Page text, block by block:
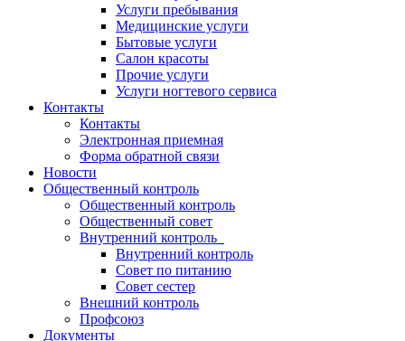
Услуги пребывания
Медицинские услуги
Бытовые услуги
Салон красоты
Прочие услуги
Услуги ногтевого сервиса
Контакты
Контакты
Электронная приемная
Форма обратной связи
Новости
Общественный контроль
Общественный контроль
Общественный совет
Внутренний контроль
Внутренний контроль
Совет по питанию
Совет сестер
Внешний контроль
Профсоюз
Документы